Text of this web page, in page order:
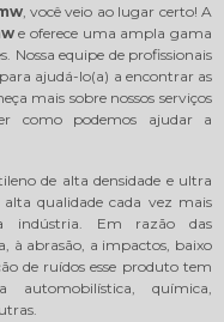
, você veio ao lugar certo! A
e oferece uma ampla gama
Nossa equipe de profissionais
ajudá-lo(a) a encontrar as
mais sobre nossos serviços
como podemos ajudar a
de alta densidade e ultra
qualidade cada vez mais
indústria. Em razão das
à abrasão, a impactos, baixo
de ruídos esse produto tem
química,